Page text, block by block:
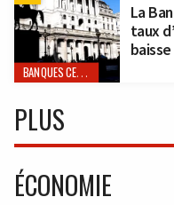
BANQUES CENTRALES
La
taux
PLUS
ÉCONOMIE